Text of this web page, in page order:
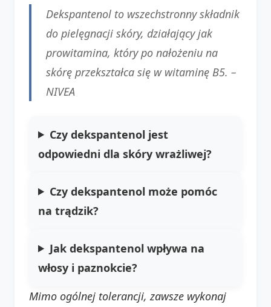
Dekspantenol to wszechstronny składnik
do pielęgnacji skóry, działający jak
prowitamina, który po nałożeniu na
skórę przekształca się w witaminę B5. –
NIVEA
Czy dekspantenol jest
odpowiedni dla skóry wrażliwej?
Czy dekspantenol może pomóc
na trądzik?
Jak dekspantenol wpływa na
włosy i paznokcie?
Mimo ogólnej tolerancji, zawsze wykonaj